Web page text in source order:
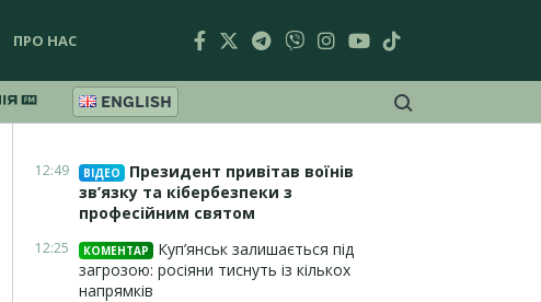
ПРО НАС
ENGLISH
12:49 ВІДЕО
Президент привітав воїнів
зв’язку та кібербезпеки з
професійним святом
12:25 КОМЕНТАР
Куп’янськ залишається під
загрозою: росіяни тиснуть із кількох
напрямків